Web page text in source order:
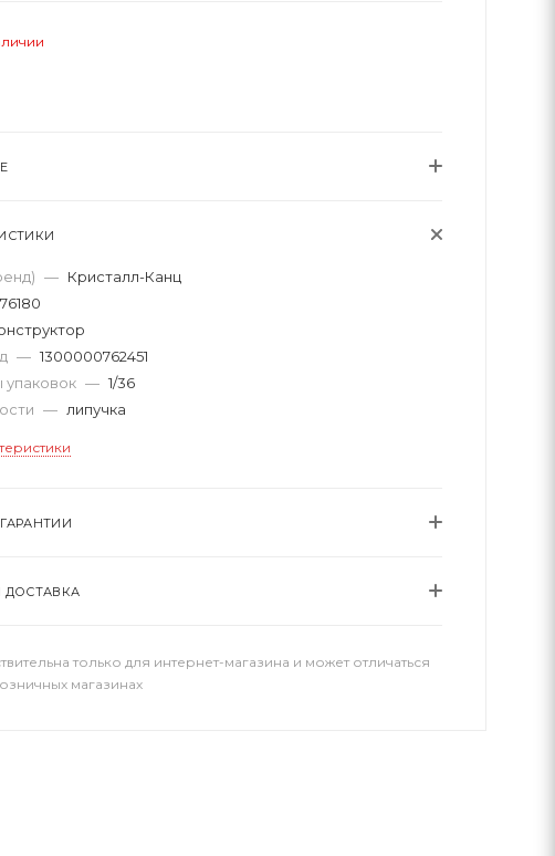
— Кристалл-Канц
— 1300000762451
упаковок — 1/36
— липучка
ДОСТАВКА
только для интернет-магазина и может отличаться
магазинах